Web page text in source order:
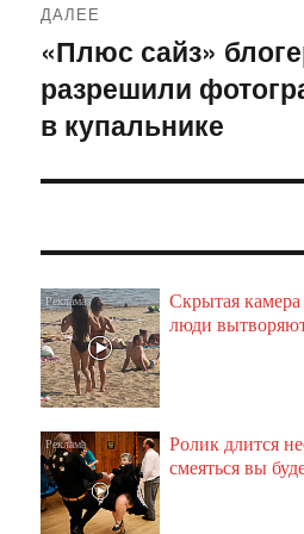
ДАЛЕЕ
Следующая
запись:
«Плюс сайз»
разрешили
в купальнике
Скрытая
люди
Ролик длится
смеяться вы